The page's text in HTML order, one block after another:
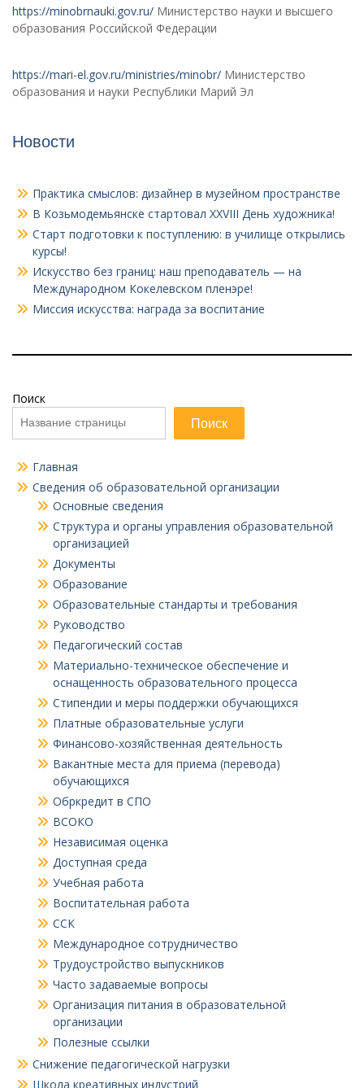
https://minobrnauki.gov.ru/ Министерство науки и высшего
образования Российской Федерации
https://mari-el.gov.ru/ministries/minobr/ Министерство
образования и науки Республики Марий Эл
Новости
Практика смыслов: дизайнер в музейном пространстве
В Козьмодемьянске стартовал XXVIII День художника!
Старт подготовки к поступлению: в училище открылись
курсы!
Искусство без границ: наш преподаватель — на
Международном Кокелевском пленэре!
Миссия искусства: награда за воспитание
Поиск
Поиск
Главная
Сведения об образовательной организации
Основные сведения
Структура и органы управления образовательной
организацией
Документы
Образование
Образовательные стандарты и требования
Руководство
Педагогический состав
Материально-техническое обеспечение и
оснащенность образовательного процесса
Стипендии и меры поддержки обучающихся
Платные образовательные услуги
Финансово-хозяйственная деятельность
Вакантные места для приема (перевода)
обучающихся
Обркредит в СПО
ВСОКО
Независимая оценка
Доступная среда
Учебная работа
Воспитательная работа
ССК
Международное сотрудничество
Трудоустройство выпускников
Часто задаваемые вопросы
Организация питания в образовательной
организации
Полезные ссылки
Снижение педагогической нагрузки
Школа креативных индустрий